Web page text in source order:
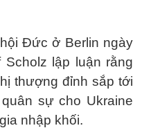
Đức ở Berlin ngày
lập luận rằng
thượng đỉnh sắp tới
sự cho Ukraine
nhập khối.